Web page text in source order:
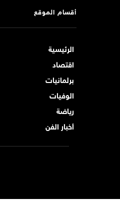
أقسام الموقع
الرئيسية
اقتصاد
برلمانيات
الوفيات
رياضة
أخبار الفن